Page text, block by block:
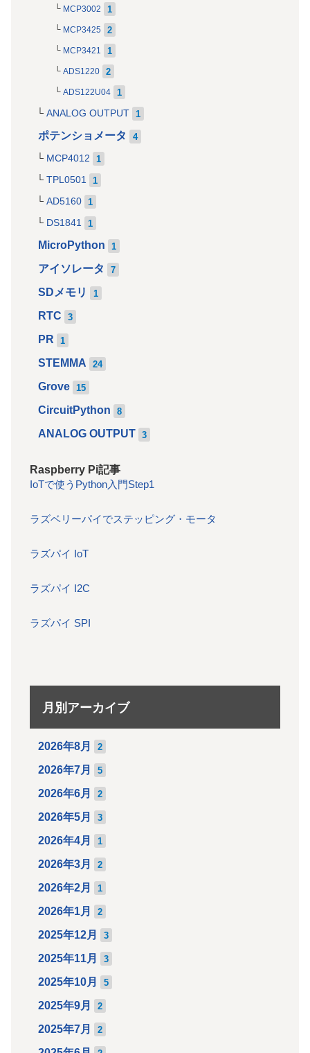
MCP3002 1
MCP3425 2
MCP3421 1
ADS1220 2
ADS122U04 1
ANALOG OUTPUT 1
ポテンショメータ 4
MCP4012 1
TPL0501 1
AD5160 1
DS1841 1
MicroPython 1
アイソレータ 7
SDメモリ 1
RTC 3
PR 1
STEMMA 24
Grove 15
CircuitPython 8
ANALOG OUTPUT 3
Raspberry Pi記事
IoTで使うPython入門Step1
ラズベリーパイでステッピング・モータ
ラズパイ IoT
ラズパイ I2C
ラズパイ SPI
月別アーカイブ
2026年8月 2
2026年7月 5
2026年6月 2
2026年5月 3
2026年4月 1
2026年3月 2
2026年2月 1
2026年1月 2
2025年12月 3
2025年11月 3
2025年10月 5
2025年9月 2
2025年7月 2